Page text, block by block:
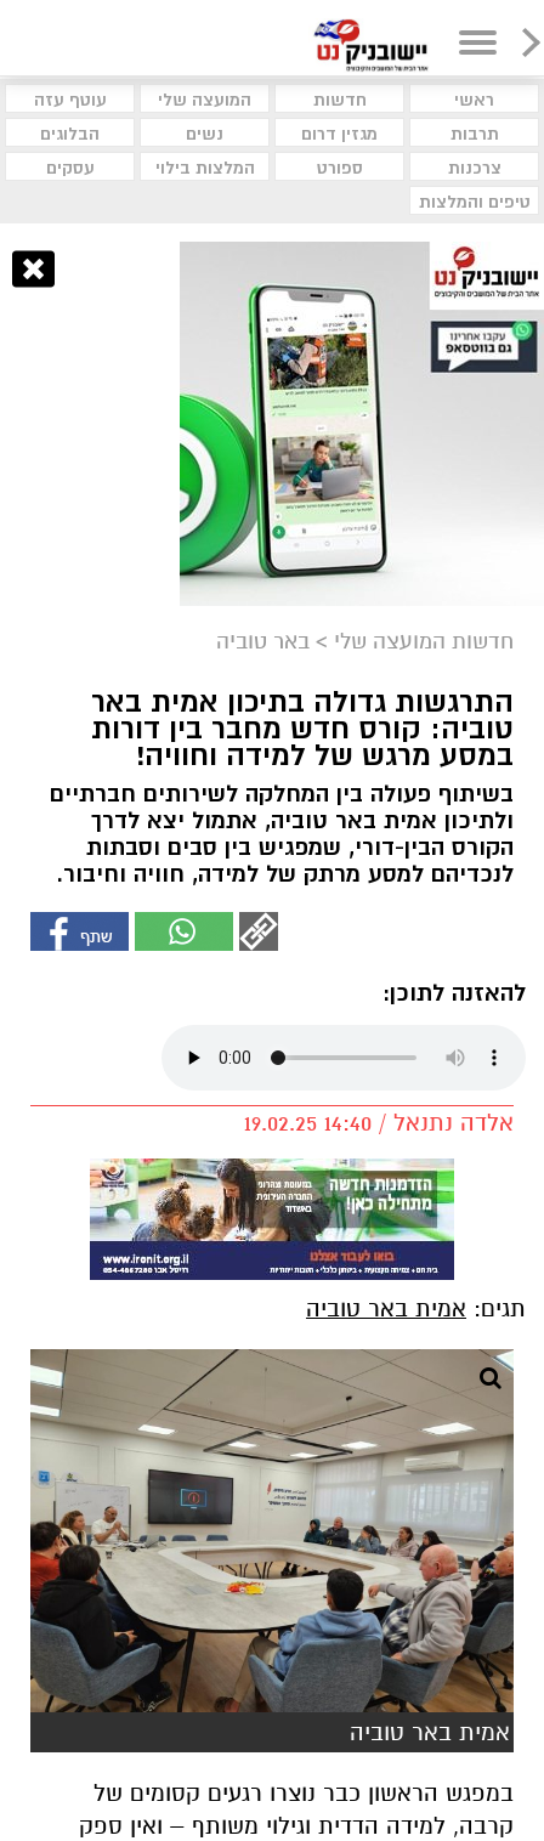
ראשי חדשות המועצה שלי
עוטף עזה
תרבות
מגזין דרום נשים
הבלוגים
צרכנות
ספורט המלצות בילוי
עסקים
טיפים והמלצות
חדשות המועצה שלי > באר טוביה
התרגשות גדולה בתיכון אמית באר
טוביה: קורס חדש מחבר בין דורות
במסע מרגש של למידה וחוויה!
בשיתוף פעולה בין המחלקה לשירותים חברתיים
ולתיכון אמית באר טוביה, אתמול יצא לדרך
הקורס הבין-דורי, שמפגיש בין סבים וסבתות
לנכדיהם למסע מרתק של למידה, חוויה וחיבור.
להאזנה לתוכן:
אלדה נתנאל / 14:40 19.02.25
תגים: אמית באר טוביה
אמית באר טוביה
במפגש הראשון כבר נוצרו רגעים קסומים של
קרבה, למידה הדדית וגילוי משותף – ואין ספק